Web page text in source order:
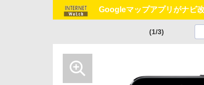
Googleマップアプリがナビ
(1/3)